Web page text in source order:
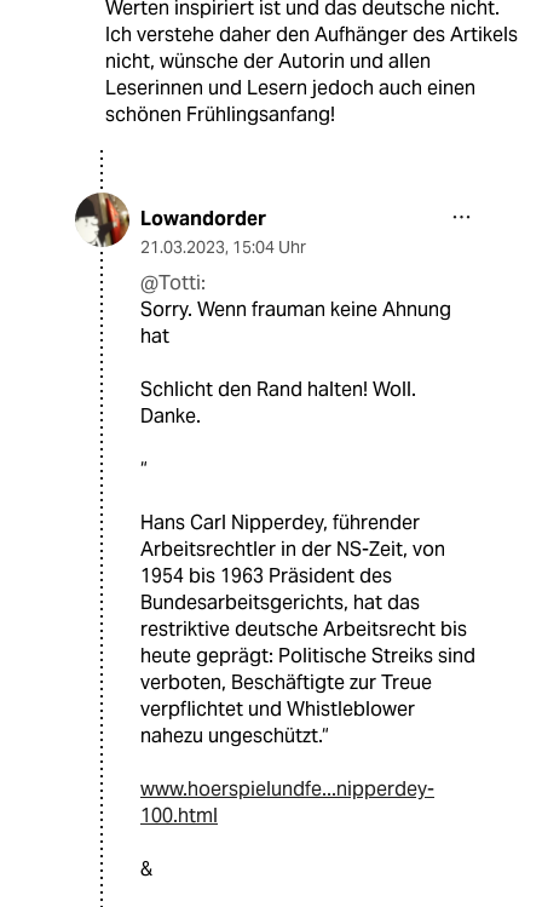
Werten inspiriert ist und das deutsche nicht.
Ich verstehe daher den Aufhänger des Artikels
nicht, wünsche der Autorin und allen
Leserinnen und Lesern jedoch auch einen
schönen Frühlingsanfang!
Lowandorder
21.03.2023, 15:04 Uhr
@Totti:
Sorry. Wenn frauman keine Ahnung
hat
Schlicht den Rand halten! Woll.
Danke.
“
Hans Carl Nipperdey, führender
Arbeitsrechtler in der NS-Zeit, von
1954 bis 1963 Präsident des
Bundesarbeitsgerichts, hat das
restriktive deutsche Arbeitsrecht bis
heute geprägt: Politische Streiks sind
verboten, Beschäftigte zur Treue
verpflichtet und Whistleblower
nahezu ungeschützt.“
www.hoerspielundfe...nipperdey-
100.html
&